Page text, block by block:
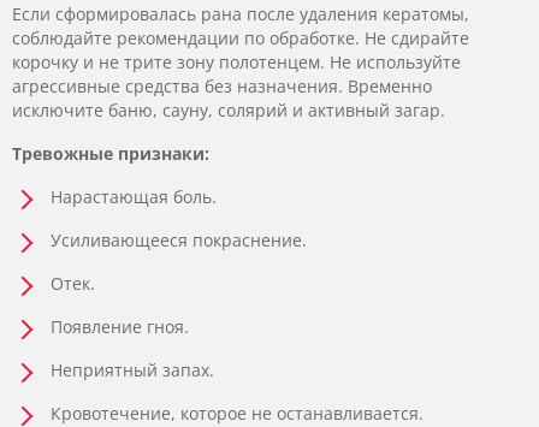
Если сформировалась рана после удаления кератомы,
соблюдайте рекомендации по обработке. Не сдирайте
корочку и не трите зону полотенцем. Не используйте
агрессивные средства без назначения. Временно
исключите баню, сауну, солярий и активный загар.
Тревожные признаки:
Нарастающая боль.
Усиливающееся покраснение.
Отек.
Появление гноя.
Неприятный запах.
Кровотечение, которое не останавливается.